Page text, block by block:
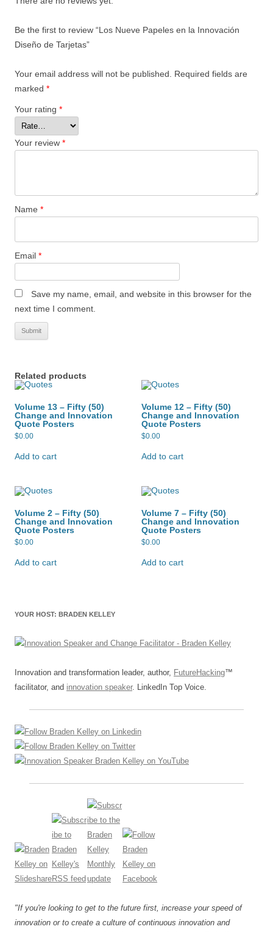
Be the first to review “Los Nueve Papeles en la Innovación
Diseño de Tarjetas”
Your email address will not be published.
Required fields are
marked *
Your rating *
Your review *
Name *
Email *
Save my name, email, and website in this browser for the
next time I comment.
Related products
Volume 13 – Fifty (50)
Change and Innovation
Quote Posters
$0.00
Add to cart
Volume 12 – Fifty (50)
Change and Innovation
Quote Posters
$0.00
Add to cart
Volume 2 – Fifty (50)
Change and Innovation
Quote Posters
$0.00
Add to cart
Volume 7 – Fifty (50)
Change and Innovation
Quote Posters
$0.00
Add to cart
YOUR HOST: BRADEN KELLEY
Innovation and transformation leader, author, FutureHacking™
facilitator, and innovation speaker. LinkedIn Top Voice.
"If you're looking to get to the future first, increase your speed of
innovation or to create a culture of continuous innovation and